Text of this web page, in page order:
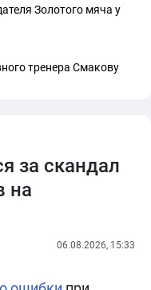
Золотого мяча у
тренера Смакову
за скандал
на
06.08.2026, 15:33